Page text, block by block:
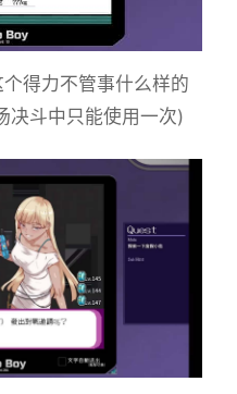
得力不管事什么样的
决斗中只能使用一次)